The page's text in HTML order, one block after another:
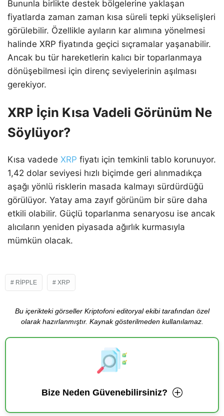
Bununla birlikte destek bölgelerine yaklaşan
fiyatlarda zaman zaman kısa süreli tepki yükselişleri
görülebilir. Özellikle ayıların kar alımına yönelmesi
halinde XRP fiyatında geçici sıçramalar yaşanabilir.
Ancak bu tür hareketlerin kalıcı bir toparlanmaya
dönüşebilmesi için direnç seviyelerinin aşılması
gerekiyor.
XRP İçin Kısa Vadeli Görünüm Ne
Söylüyor?
Kısa vadede XRP fiyatı için temkinli tablo korunuyor.
1,42 dolar seviyesi hızlı biçimde geri alınmadıkça
aşağı yönlü risklerin masada kalmayı sürdürdüğü
görülüyor. Yatay ama zayıf görünüm bir süre daha
etkili olabilir. Güçlü toparlanma senaryosu ise ancak
alıcıların yeniden piyasada ağırlık kurmasıyla
mümkün olacak.
RIPPLE XRP
Bu içerikteki görseller Kriptofoni editoryal ekibi tarafından özel
olarak hazırlanmıştır. Kaynak gösterilmeden kullanılamaz.
Bize Neden Güvenebilirsiniz?